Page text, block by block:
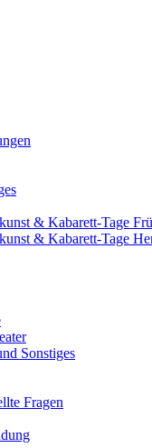
& Kabarett-Tage
& Kabarett-Tage
Sonstiges
Fragen